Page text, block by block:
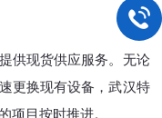
供现货供应服务。无论
更换现有设备，武汉特
项目按时推进。